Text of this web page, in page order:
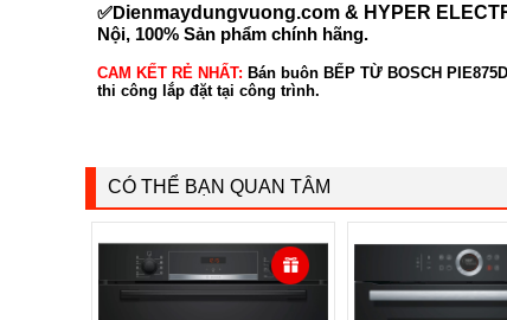
✅Dienmaydungvuong.com & HYPER
Nội, 100% Sản phẩm chính hãng.
CAM KẾT RẺ NHẤT: Bán buôn BẾP TỪ BOSCH
thi công lắp đặt tại công trình.
CÓ THỂ BẠN QUAN TÂM